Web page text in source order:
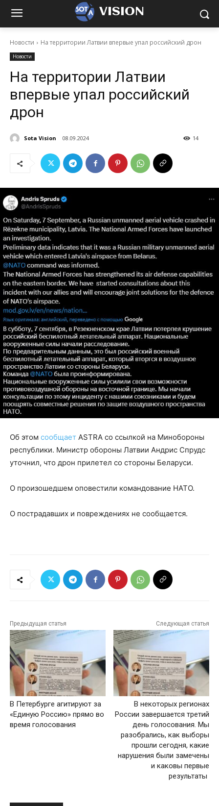
VISION
Новости На территории Латвии впервые упал российский дрон
Новости
На территории Латвии
впервые упал российский
дрон
Sota Vision 08.09.2024 14
Об этом сообщает ASTRA со ссылкой на Минобороны
республики. Министр обороны Латвии Андрис Спрудс
уточнил, что дрон прилетел со стороны Беларуси.
О произошедшем оповестили командование НАТО.
О пострадавших и повреждениях не сообщается.
Предыдущая статья
В Петербурге агитируют за
«Единую Россию» прямо во
время голосования
Следующая статья
В некоторых регионах
России завершается третий
день голосования. Мы
разобрались, как выборы
прошли сегодня, какие
нарушения были замечены
и каковы первые
результаты